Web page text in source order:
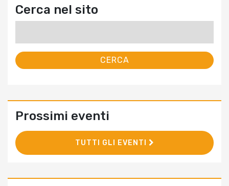
Cerca nel sito
Prossimi eventi
TUTTI GLI EVENTI